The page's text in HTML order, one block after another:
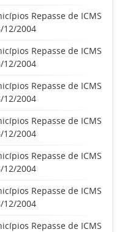
Repasse de ICMS
12/2004
Repasse de ICMS
12/2004
Repasse de ICMS
12/2004
Repasse de ICMS
12/2004
Repasse de ICMS
12/2004
Repasse de ICMS
12/2004
Repasse de ICMS